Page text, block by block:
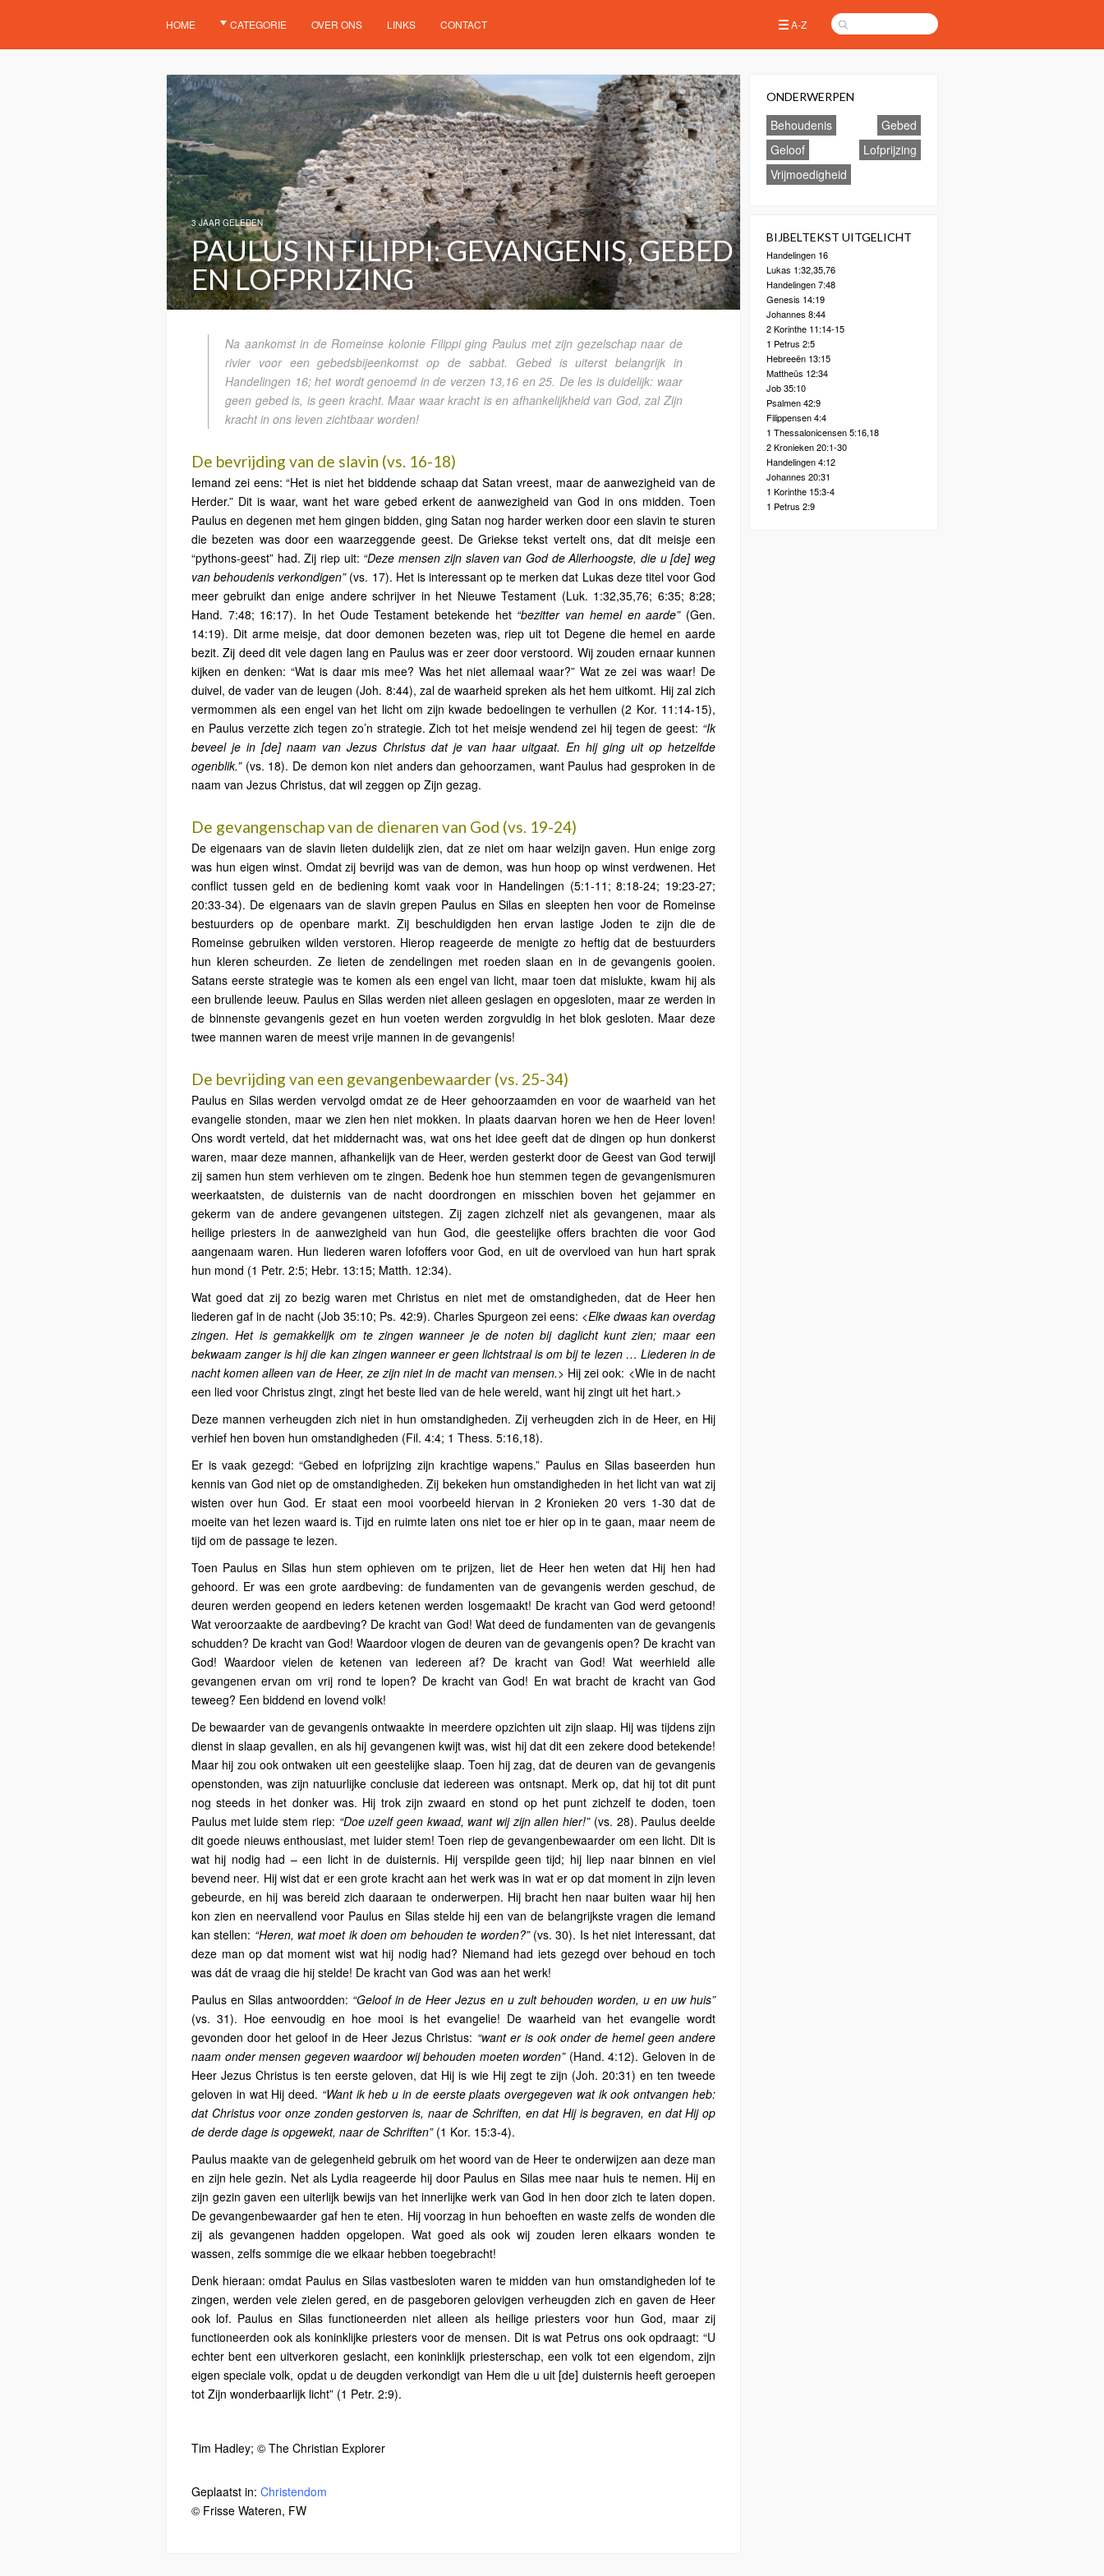
HOME CATEGORIE OVER ONS LINKS CONTACT A-Z
3 JAAR GELEDEN
PAULUS IN FILIPPI: GEVANGENIS, GEBED
EN LOFPRIJZING
Na aankomst in de Romeinse kolonie Filippi ging Paulus met zijn gezelschap naar de
rivier voor een gebedsbijeenkomst op de sabbat. Gebed is uiterst belangrijk in
Handelingen 16; het wordt genoemd in de verzen 13,16 en 25. De les is duidelijk: waar
geen gebed is, is geen kracht. Maar waar kracht is en afhankelijkheid van God, zal Zijn
kracht in ons leven zichtbaar worden!
De bevrijding van de slavin (vs. 16-18)
Iemand zei eens: “Het is niet het biddende schaap dat Satan vreest, maar de aanwezigheid van de
Herder.” Dit is waar, want het ware gebed erkent de aanwezigheid van God in ons midden. Toen
Paulus en degenen met hem gingen bidden, ging Satan nog harder werken door een slavin te sturen
die bezeten was door een waarzeggende geest. De Griekse tekst vertelt ons, dat dit meisje een
“pythons-geest” had. Zij riep uit: “Deze mensen zijn slaven van God de Allerhoogste, die u [de] weg
van behoudenis verkondigen”(vs. 17). Het is interessant op te merken dat Lukas deze titel voor God
meer gebruikt dan enige andere schrijver in het Nieuwe Testament (Luk. 1:32,35,76; 6:35; 8:28;
Hand. 7:48; 16:17). In het Oude Testament betekende het “bezitter van hemel en aarde”(Gen.
14:19). Dit arme meisje, dat door demonen bezeten was, riep uit tot Degene die hemel en aarde
bezit. Zij deed dit vele dagen lang en Paulus was er zeer door verstoord. Wij zouden ernaar kunnen
kijken en denken: “Wat is daar mis mee? Was het niet allemaal waar?” Wat ze zei was waar! De
duivel, de vader van de leugen (Joh. 8:44), zal de waarheid spreken als het hem uitkomt. Hij zal zich
vermommen als een engel van het licht om zijn kwade bedoelingen te verhullen (2 Kor. 11:14-15),
en Paulus verzette zich tegen zo’n strategie. Zich tot het meisje wendend zei hij tegen de geest: “Ik
beveel je in [de] naam van Jezus Christus dat je van haar uitgaat. En hij ging uit op hetzelfde
ogenblik.”(vs. 18). De demon kon niet anders dan gehoorzamen, want Paulus had gesproken in de
naam van Jezus Christus, dat wil zeggen op Zijn gezag.
De gevangenschap van de dienaren van God (vs. 19-24)
De eigenaars van de slavin lieten duidelijk zien, dat ze niet om haar welzijn gaven. Hun enige zorg
was hun eigen winst. Omdat zij bevrijd was van de demon, was hun hoop op winst verdwenen. Het
conflict tussen geld en de bediening komt vaak voor in Handelingen (5:1-11; 8:18-24; 19:23-27;
20:33-34). De eigenaars van de slavin grepen Paulus en Silas en sleepten hen voor de Romeinse
bestuurders op de openbare markt. Zij beschuldigden hen ervan lastige Joden te zijn die de
Romeinse gebruiken wilden verstoren. Hierop reageerde de menigte zo heftig dat de bestuurders
hun kleren scheurden. Ze lieten de zendelingen met roeden slaan en in de gevangenis gooien.
Satans eerste strategie was te komen als een engel van licht, maar toen dat mislukte, kwam hij als
een brullende leeuw. Paulus en Silas werden niet alleen geslagen en opgesloten, maar ze werden in
de binnenste gevangenis gezet en hun voeten werden zorgvuldig in het blok gesloten. Maar deze
twee mannen waren de meest vrije mannen in de gevangenis!
De bevrijding van een gevangenbewaarder (vs. 25-34)
Paulus en Silas werden vervolgd omdat ze de Heer gehoorzaamden en voor de waarheid van het
evangelie stonden, maar we zien hen niet mokken. In plaats daarvan horen we hen de Heer loven!
Ons wordt verteld, dat het middernacht was, wat ons het idee geeft dat de dingen op hun donkerst
waren, maar deze mannen, afhankelijk van de Heer, werden gesterkt door de Geest van God terwijl
zij samen hun stem verhieven om te zingen. Bedenk hoe hun stemmen tegen de gevangenismuren
weerkaatsten, de duisternis van de nacht doordrongen en misschien boven het gejammer en
gekerm van de andere gevangenen uitstegen. Zij zagen zichzelf niet als gevangenen, maar als
heilige priesters in de aanwezigheid van hun God, die geestelijke offers brachten die voor God
aangenaam waren. Hun liederen waren lofoffers voor God, en uit de overvloed van hun hart sprak
hun mond (1 Petr. 2:5; Hebr. 13:15; Matth. 12:34).
Wat goed dat zij zo bezig waren met Christus en niet met de omstandigheden, dat de Heer hen
liederen gaf in de nacht (Job 35:10; Ps. 42:9). Charles Spurgeon zei eens: <Elke dwaas kan overdag
zingen. Het is gemakkelijk om te zingen wanneer je de noten bij daglicht kunt zien; maar een
bekwaam zanger is hij die kan zingen wanneer er geen lichtstraal is om bij te lezen … Liederen in de
nacht komen alleen van de Heer, ze zijn niet in de macht van mensen.> Hij zei ook: <Wie in de nacht
een lied voor Christus zingt, zingt het beste lied van de hele wereld, want hij zingt uit het hart.>
Deze mannen verheugden zich niet in hun omstandigheden. Zij verheugden zich in de Heer, en Hij
verhief hen boven hun omstandigheden (Fil. 4:4; 1 Thess. 5:16,18).
Er is vaak gezegd: “Gebed en lofprijzing zijn krachtige wapens.” Paulus en Silas baseerden hun
kennis van God niet op de omstandigheden. Zij bekeken hun omstandigheden in het licht van wat zij
wisten over hun God. Er staat een mooi voorbeeld hiervan in 2 Kronieken 20 vers 1-30 dat de
moeite van het lezen waard is. Tijd en ruimte laten ons niet toe er hier op in te gaan, maar neem de
tijd om de passage te lezen.
Toen Paulus en Silas hun stem ophieven om te prijzen, liet de Heer hen weten dat Hij hen had
gehoord. Er was een grote aardbeving: de fundamenten van de gevangenis werden geschud, de
deuren werden geopend en ieders ketenen werden losgemaakt! De kracht van God werd getoond!
Wat veroorzaakte de aardbeving? De kracht van God! Wat deed de fundamenten van de gevangenis
schudden? De kracht van God! Waardoor vlogen de deuren van de gevangenis open? De kracht van
God! Waardoor vielen de ketenen van iedereen af? De kracht van God! Wat weerhield alle
gevangenen ervan om vrij rond te lopen? De kracht van God! En wat bracht de kracht van God
teweeg? Een biddend en lovend volk!
De bewaarder van de gevangenis ontwaakte in meerdere opzichten uit zijn slaap. Hij was tijdens zijn
dienst in slaap gevallen, en als hij gevangenen kwijt was, wist hij dat dit een zekere dood betekende!
Maar hij zou ook ontwaken uit een geestelijke slaap. Toen hij zag, dat de deuren van de gevangenis
openstonden, was zijn natuurlijke conclusie dat iedereen was ontsnapt. Merk op, dat hij tot dit punt
nog steeds in het donker was. Hij trok zijn zwaard en stond op het punt zichzelf te doden, toen
Paulus met luide stem riep: “Doe uzelf geen kwaad, want wij zijn allen hier!”(vs. 28). Paulus deelde
dit goede nieuws enthousiast, met luider stem! Toen riep de gevangenbewaarder om een licht. Dit is
wat hij nodig had – een licht in de duisternis. Hij verspilde geen tijd; hij liep naar binnen en viel
bevend neer. Hij wist dat er een grote kracht aan het werk was in wat er op dat moment in zijn leven
gebeurde, en hij was bereid zich daaraan te onderwerpen. Hij bracht hen naar buiten waar hij hen
kon zien en neervallend voor Paulus en Silas stelde hij een van de belangrijkste vragen die iemand
kan stellen: “Heren, wat moet ik doen om behouden te worden?”(vs. 30). Is het niet interessant, dat
deze man op dat moment wist wat hij nodig had? Niemand had iets gezegd over behoud en toch
was dát de vraag die hij stelde! De kracht van God was aan het werk!
Paulus en Silas antwoordden: “Geloof in de Heer Jezus en u zult behouden worden, u en uw huis”
(vs. 31). Hoe eenvoudig en hoe mooi is het evangelie! De waarheid van het evangelie wordt
gevonden door het geloof in de Heer Jezus Christus: “want er is ook onder de hemel geen andere
naam onder mensen gegeven waardoor wij behouden moeten worden”(Hand. 4:12). Geloven in de
Heer Jezus Christus is ten eerste geloven, dat Hij is wie Hij zegt te zijn (Joh. 20:31) en ten tweede
geloven in wat Hij deed. “Want ik heb u in de eerste plaats overgegeven wat ik ook ontvangen heb:
dat Christus voor onze zonden gestorven is, naar de Schriften, en dat Hij is begraven, en dat Hij op
de derde dage is opgewekt, naar de Schriften”(1 Kor. 15:3-4).
Paulus maakte van de gelegenheid gebruik om het woord van de Heer te onderwijzen aan deze man
en zijn hele gezin. Net als Lydia reageerde hij door Paulus en Silas mee naar huis te nemen. Hij en
zijn gezin gaven een uiterlijk bewijs van het innerlijke werk van God in hen door zich te laten dopen.
De gevangenbewaarder gaf hen te eten. Hij voorzag in hun behoeften en waste zelfs de wonden die
zij als gevangenen hadden opgelopen. Wat goed als ook wij zouden leren elkaars wonden te
wassen, zelfs sommige die we elkaar hebben toegebracht!
Denk hieraan: omdat Paulus en Silas vastbesloten waren te midden van hun omstandigheden lof te
zingen, werden vele zielen gered, en de pasgeboren gelovigen verheugden zich en gaven de Heer
ook lof. Paulus en Silas functioneerden niet alleen als heilige priesters voor hun God, maar zij
functioneerden ook als koninklijke priesters voor de mensen. Dit is wat Petrus ons ook opdraagt: “U
echter bent een uitverkoren geslacht, een koninklijk priesterschap, een volk tot een eigendom, zijn
eigen speciale volk, opdat u de deugden verkondigt van Hem die u uit [de] duisternis heeft geroepen
tot Zijn wonderbaarlijk licht” (1 Petr. 2:9).
Tim Hadley; © The Christian Explorer
Geplaatst in: Christendom
© Frisse Wateren, FW
ONDERWERPEN
Behoudenis
Gebed
Geloof
Lofprijzing
Vrijmoedigheid
BIJBELTEKST UITGELICHT
Handelingen 16
Lukas 1:32,35,76
Handelingen 7:48
Genesis 14:19
Johannes 8:44
2 Korinthe 11:14-15
1 Petrus 2:5
Hebreeën 13:15
Mattheüs 12:34
Job 35:10
Psalmen 42:9
Filippensen 4:4
1 Thessalonicensen 5:16,18
2 Kronieken 20:1-30
Handelingen 4:12
Johannes 20:31
1 Korinthe 15:3-4
1 Petrus 2:9